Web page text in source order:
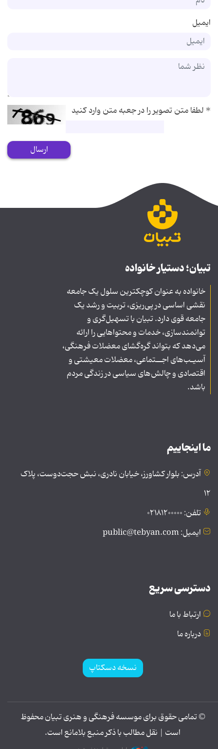
ایمیل
*لطفا متن تصویر را در جعبه متن وارد کنید
ارسال
تبیان؛ دستیار خانواده
خانواده به عنوان کوچکترین سلول یک جامعه
نقشی اساسی در پی‌ریزی، تربیت و رشد یک
جامعه قوی دارد. تبیان با تسهیل‌گری و
توانمندسازی، خدمات و محتواهایی را ارائه
می‌دهد که بتواند گره‌گشای معضلات فرهنگی،
آسیـب‌های اجــتماعی، معضلات معیشتی و
اقتصادی و چالش‌های سیاسی در زندگی مردم
باشد.
ما اینجاییم
آدرس: بلوار کشاورز، خیابان نادری، نبش حجت‌دوست، پلاک
۱۲
تلفن: ۰۲۱۸۱۲۰۰۰۰۰
ایمیل: public@tebyan.com
دسترسی سریع
ارتباط با ما
درباره ما
نسخه دسکتاپ
© تمامی حقوق برای موسسه فرهنگی و هنری تبیان محفوظ
است | نقل مطالب با ذکر منبع بلامانع است.